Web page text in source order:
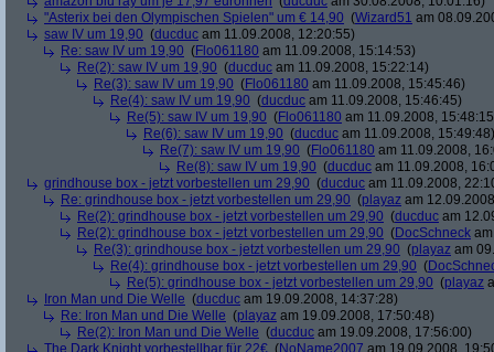
"Asterix bei den Olympischen Spielen" um € 14,90 (Wizard51 am
saw IV um 19,90 (ducduc am 11.09.2008, 12:20:55)
Re: saw IV um 19,90 (Flo061180 am 11.09.2008, 15:14:53)
Re(2): saw IV um 19,90 (ducduc am 11.09.2008, 15:22:14)
Re(3): saw IV um 19,90 (Flo061180 am 11.09.2008, 15:45:46)
Re(4): saw IV um 19,90 (ducduc am 11.09.2008, 15:46:45)
Re(5): saw IV um 19,90 (Flo061180 am 11.09.2008,
Re(6): saw IV um 19,90 (ducduc am 11.09.2008, 15:49:48)
Re(7): saw IV um 19,90 (Flo061180 am 11.09.2008,
Re(8): saw IV um 19,90 (ducduc am 11.09.2008,
grindhouse box - jetzt vorbestellen um 29,90 (ducduc am 11.09.2008,
Re: grindhouse box - jetzt vorbestellen um 29,90 (playaz am
Re(2): grindhouse box - jetzt vorbestellen um 29,90 (ducduc am
Re(2): grindhouse box - jetzt vorbestellen um 29,90 (DocSchneck
Re(3): grindhouse box - jetzt vorbestellen um 29,90 (playaz am
Re(4): grindhouse box - jetzt vorbestellen um 29,90 (
Re(5): grindhouse box - jetzt vorbestellen um 29,90 (playaz
Iron Man und Die Welle (ducduc am 19.09.2008, 14:37:28)
Re: Iron Man und Die Welle (playaz am 19.09.2008, 17:50:48)
Re(2): Iron Man und Die Welle (ducduc am 19.09.2008, 17:56:00)
The Dark Knight vorbestellbar für 22€ (NoName2007 am 19.09.2008,